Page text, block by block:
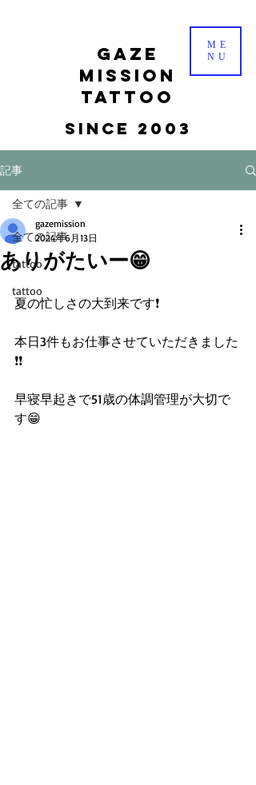
gaze
mission
tattoo
Since 2003
ME
NU
記事
全ての記事
tattoo
tattoo
全ての記事
ありがたいー😁
gazemission
2024年6月13日
夏の忙しさの大到来です❗️
本日3件もお仕事させていただきました
❗️❗️
早寝早起きで51歳の体調管理が大切で
す😁